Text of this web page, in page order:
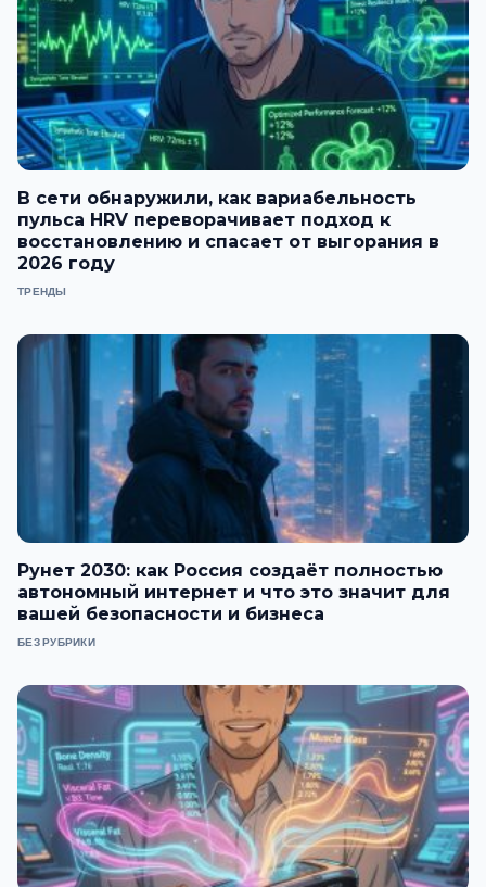
В сети обнаружили, как вариабельность
пульса HRV переворачивает подход к
восстановлению и спасает от выгорания в
2026 году
ТРЕНДЫ
Рунет 2030: как Россия создаёт полностью
автономный интернет и что это значит для
вашей безопасности и бизнеса
БЕЗ РУБРИКИ